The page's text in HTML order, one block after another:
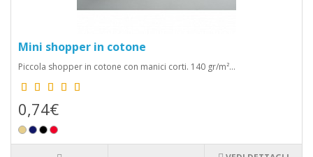
Mini shopper in cotone
Piccola shopper in cotone con manici corti. 140 gr/m²...
0,74€